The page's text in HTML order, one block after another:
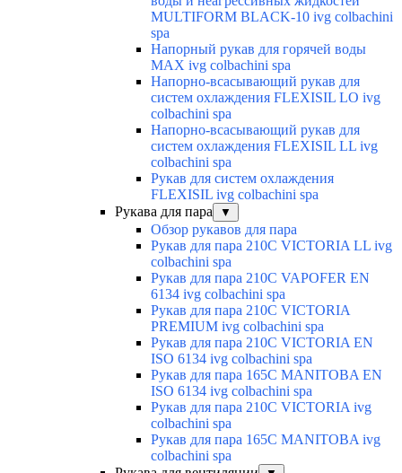
MULTIFORM BLACK-10 ivg colbachini
spa
Напорный рукав для горячей воды
MAX ivg colbachini spa
Напорно-всасывающий рукав для
систем охлаждения FLEXISIL LO ivg
colbachini spa
Напорно-всасывающий рукав для
систем охлаждения FLEXISIL LL ivg
colbachini spa
Рукав для систем охлаждения
FLEXISIL ivg colbachini spa
Рукава для пара
▼
Обзор рукавов для пара
Рукав для пара 210C VICTORIA LL ivg
colbachini spa
Рукав для пара 210C VAPOFER EN
6134 ivg colbachini spa
Рукав для пара 210C VICTORIA
PREMIUM ivg colbachini spa
Рукав для пара 210C VICTORIA EN
ISO 6134 ivg colbachini spa
Рукав для пара 165C MANITOBA EN
ISO 6134 ivg colbachini spa
Рукав для пара 210C VICTORIA ivg
colbachini spa
Рукав для пара 165C MANITOBA ivg
colbachini spa